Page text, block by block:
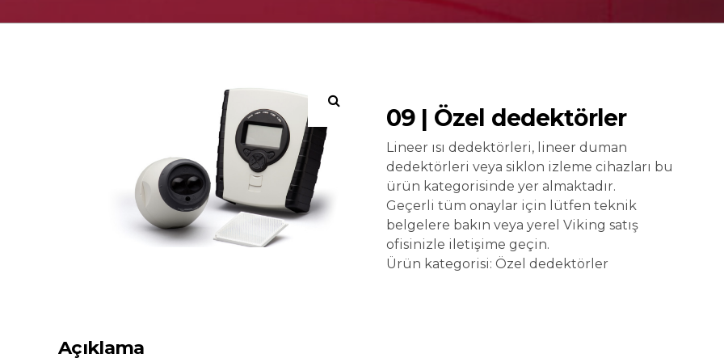
09 | Özel dedektörler
Lineer ısı dedektörleri, lineer duman
dedektörleri veya siklon izleme cihazları bu
ürün kategorisinde yer almaktadır.
Geçerli tüm onaylar için lütfen teknik
belgelere bakın veya yerel Viking satış
ofisinizle iletişime geçin.
Ürün kategorisi: Özel dedektörler
Açıklama